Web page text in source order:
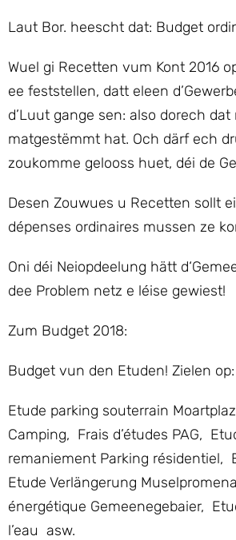
Laut Bor. heescht dat: Budget
Wuel gi Recetten vum Kont 2016
ee feststellen, datt eleen
d’Luut gange sen: also dorech
matgestëmmt hat. Och därf ech
zoukomme gelooss huet, déi de
Desen Zouwues u Recetten sollt
dépenses ordinaires mussen ze
Oni déi Neiopdeelung hätt
dee Problem netz e léise gewiest!
Zum Budget 2018:
Budget vun den Etuden! Zielen op:
Etude parking souterrain
Camping, Frais d’études PAG,
remaniement Parking résidentiel,
Etude Verlängerung
énergétique Gemeenegebaier,
l’eau asw.